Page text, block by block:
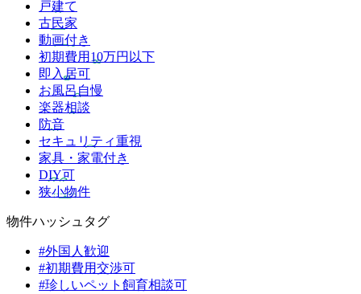
戸建て
古民家
動画付き
初期費用10万円以下
即入居可
お風呂自慢
楽器相談
防音
セキュリティ重視
家具・家電付き
DIY可
狭小物件
物件ハッシュタグ
#外国人歓迎
#初期費用交渉可
#珍しいペット飼育相談可